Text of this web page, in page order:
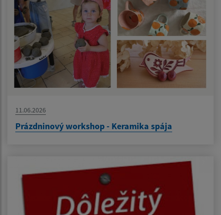
11.06.2026
Prázdninový workshop - Keramika spája